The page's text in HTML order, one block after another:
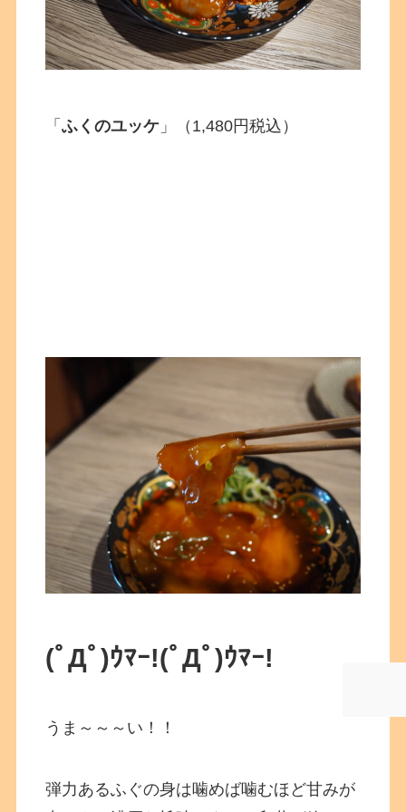
「ふくのユッケ 」（1,480円税込）
(ﾟДﾟ)ｳﾏｰ!(ﾟДﾟ)ｳﾏｰ!
うま～～～い！！
弾力あるふぐの身は噛めば噛むほど甘みが